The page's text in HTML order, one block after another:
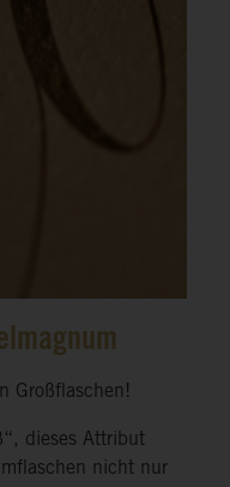
Großflaschen!
dieses Attribut
nicht nur